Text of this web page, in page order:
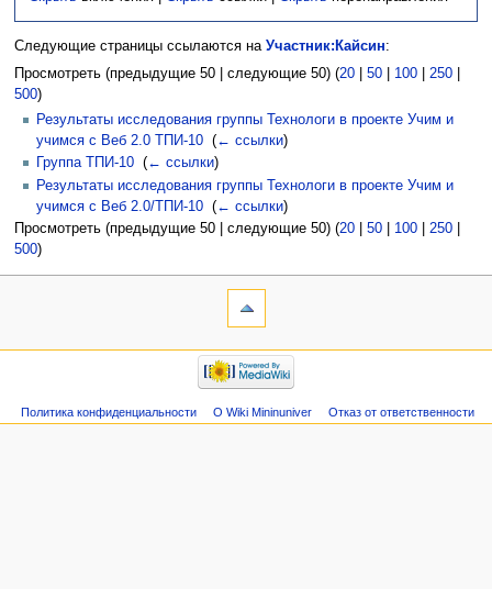
Следующие страницы ссылаются на Участник:Кайсин:
Просмотреть (предыдущие 50 | следующие 50) (20| 50| 100| 250|
500)
Результаты исследования группы Технологи в проекте Учим и
учимся с Веб 2.0 ТПИ-10 (← ссылки)
Группа ТПИ-10 (← ссылки)
Результаты исследования группы Технологи в проекте Учим и
учимся с Веб 2.0/ТПИ-10 (← ссылки)
Просмотреть (предыдущие 50 | следующие 50) (20| 50| 100| 250|
500)
Политика конфиденциальности О Wiki Mininuniver Отказ от ответственности